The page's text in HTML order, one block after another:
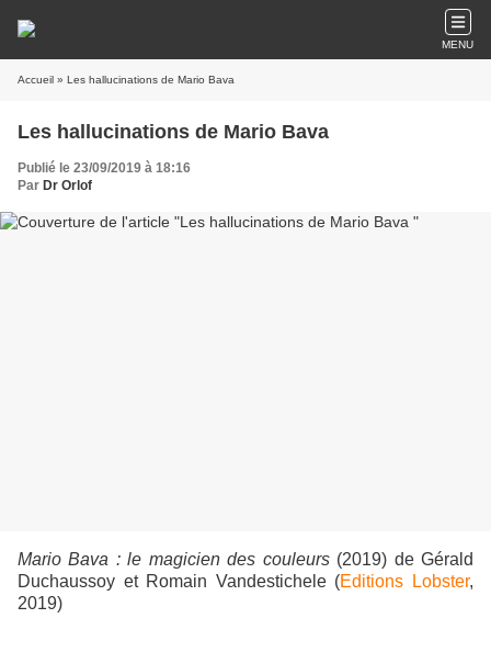
MENU
Accueil » Les hallucinations de Mario Bava
Les hallucinations de Mario Bava
Publié le 23/09/2019 à 18:16
Par Dr Orlof
Mario Bava : le magicien des couleurs(2019) de Gérald
Duchaussoy et Romain Vandestichele (Editions Lobster,
2019)